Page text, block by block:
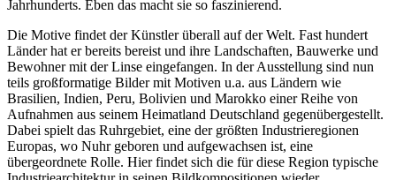
Jahrhunderts. Eben das macht sie so faszinierend.
Die Motive findet der Künstler überall auf der Welt. Fast hundert
Länder hat er bereits bereist und ihre Landschaften, Bauwerke und
Bewohner mit der Linse eingefangen. In der Ausstellung sind nun
teils großformatige Bilder mit Motiven u.a. aus Ländern wie
Brasilien, Indien, Peru, Bolivien und Marokko einer Reihe von
Aufnahmen aus seinem Heimatland Deutschland gegenübergestellt.
Dabei spielt das Ruhrgebiet, eine der größten Industrieregionen
Europas, wo Nuhr geboren und aufgewachsen ist, eine
übergeordnete Rolle. Hier findet sich die für diese Region typische